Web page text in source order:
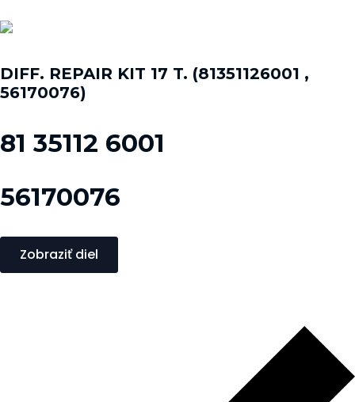
DIFF. REPAIR KIT 17 T. (81351126001 ,
56170076)
81 35112 6001
56170076
Zobraziť diel